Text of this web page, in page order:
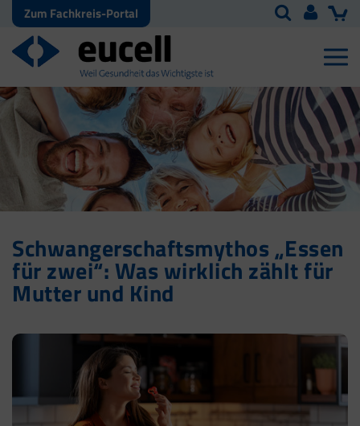
Zum Fachkreis-Portal
Schwangerschaftsmythos „Essen
für zwei“: Was wirklich zählt für
Mutter und Kind